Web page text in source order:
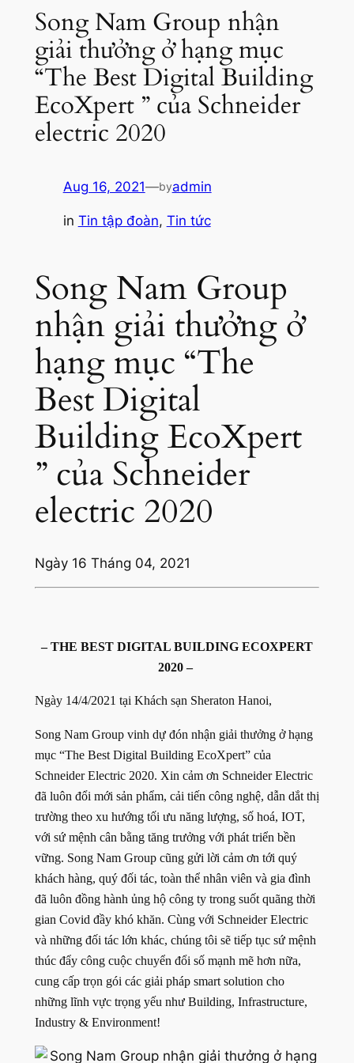
Song Nam Group nhận
giải thưởng ở hạng mục
“The Best Digital Building
EcoXpert ” của Schneider
electric 2020
Aug 16, 2021—byadmin
in Tin tập đoàn, Tin tức
Song Nam Group
nhận giải thưởng ở
hạng mục “The
Best Digital
Building EcoXpert
” của Schneider
electric 2020
Ngày 16 Tháng 04, 2021
– THE BEST DIGITAL BUILDING ECOXPERT
2020 – ️
Ngày 14/4/2021 tại Khách sạn Sheraton Hanoi,
Song Nam Group vinh dự đón nhận giải thưởng ở hạng
mục “The Best Digital Building EcoXpert” của
Schneider Electric 2020. Xin cảm ơn Schneider Electric
đã luôn đổi mới sản phẩm, cải tiến công nghệ, dẫn dắt thị
trường theo xu hướng tối ưu năng lượng, số hoá, IOT,
với sứ mệnh cân bằng tăng trưởng với phát triển bền
vững. Song Nam Group cũng gửi lời cảm ơn tới quý
khách hàng, quý đối tác, toàn thể nhân viên và gia đình
đã luôn đồng hành ủng hộ công ty trong suốt quãng thời
gian Covid đầy khó khăn. Cùng với Schneider Electric
và những đối tác lớn khác, chúng tôi sẽ tiếp tục sứ mệnh
thúc đẩy công cuộc chuyển đổi số mạnh mẽ hơn nữa,
cung cấp trọn gói các giải pháp smart solution cho
những lĩnh vực trọng yếu như Building, Infrastructure,
Industry & Environment!